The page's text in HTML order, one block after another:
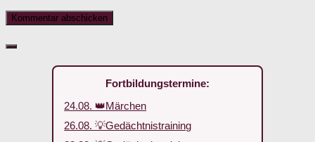
Fortbildungstermine:
24.08. 👑Märchen
26.08. 💡Gedächtnistraining